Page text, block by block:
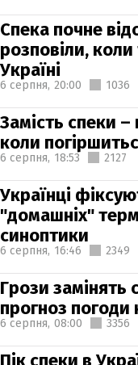
Спека почне
розповіли,
Україні
6 серпня, 20:00 1036
Замість спеки –
коли
6 серпня, 18:53 2127
Українці
"домашніх"
синоптики
6 серпня, 16:46 2349
Грози замінять
прогноз погоди
6 серпня, 08:00 3356
Пік спеки в